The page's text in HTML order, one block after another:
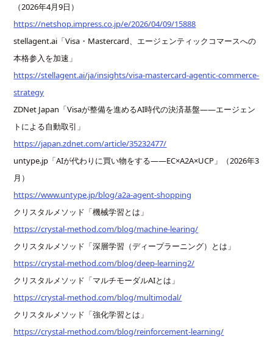
（2026年4月9日）
https://netshop.impress.co.jp/e/2026/04/09/15888
stellagent.ai「Visa・Mastercard、エージェンティックコマースへの
本格参入を加速」
https://stellagent.ai/ja/insights/visa-mastercard-agentic-commerce-
strategy
ZDNet Japan「Visaが整備を進めるAI時代の決済基盤——エージェン
トによる自動取引」
https://japan.zdnet.com/article/35232477/
untype.jp「AIが代わりに買い物をする――EC×A2A×UCP」（2026年3
月）
https://www.untype.jp/blog/a2a-agent-shopping
クリスタルメソッド「機械学習とは」
https://crystal-method.com/blog/machine-learing/
クリスタルメソッド「深層学習（ディープラーニング）とは」
https://crystal-method.com/blog/deep-learning2/
クリスタルメソッド「マルチモーダルAIとは」
https://crystal-method.com/blog/multimodal/
クリスタルメソッド「強化学習とは」
https://crystal-method.com/blog/reinforcement-learning/